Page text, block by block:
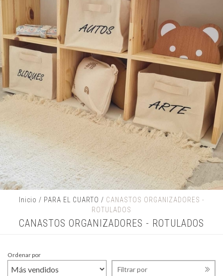
Inicio / PARA EL CUARTO / CANASTOS ORGANIZADORES -
ROTULADOS
CANASTOS ORGANIZADORES - ROTULADOS
Ordenar por
Filtrar por